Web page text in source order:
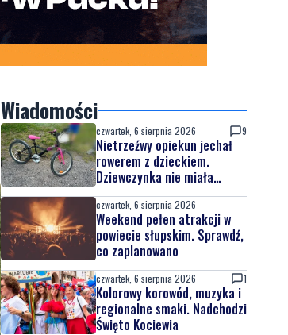
Wiadomości
czwartek, 6 sierpnia 2026 9
Nietrzeźwy opiekun jechał
rowerem z dzieckiem.
Dziewczynka nie miała
kasku
czwartek, 6 sierpnia 2026
Weekend pełen atrakcji w
powiecie słupskim. Sprawdź,
co zaplanowano
czwartek, 6 sierpnia 2026 1
Kolorowy korowód, muzyka i
regionalne smaki. Nadchodzi
Święto Kociewia